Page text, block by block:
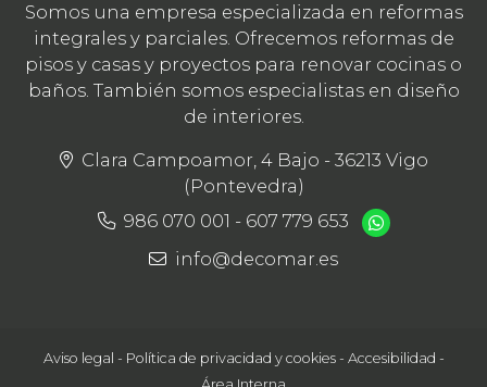
Somos una empresa especializada en reformas
integrales y parciales. Ofrecemos reformas de
pisos y casas y proyectos para renovar cocinas o
baños. También somos especialistas en diseño
de interiores.
Clara Campoamor, 4 Bajo - 36213 Vigo
(Pontevedra)
986 070 001 - 607 779 653
info@decomar.es
Aviso legal - Política de privacidad y cookies- Accesibilidad -